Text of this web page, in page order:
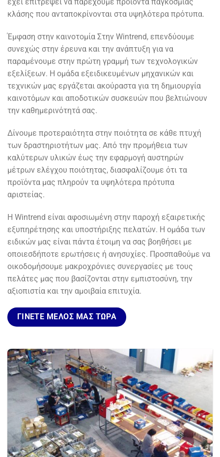
έχει επιτρέψει να παρέχουμε προϊόντα παγκόσμιας
κλάσης που ανταποκρίνονται στα υψηλότερα πρότυπα.
Έμφαση στην καινοτομία Στην Wintrend, επενδύουμε
συνεχώς στην έρευνα και την ανάπτυξη για να
παραμένουμε στην πρώτη γραμμή των τεχνολογικών
εξελίξεων. Η ομάδα εξειδικευμένων μηχανικών και
τεχνικών μας εργάζεται ακούραστα για τη δημιουργία
καινοτόμων και αποδοτικών συσκευών που βελτιώνουν
την καθημερινότητά σας.
Δίνουμε προτεραιότητα στην ποιότητα σε κάθε πτυχή
των δραστηριοτήτων μας. Από την προμήθεια των
καλύτερων υλικών έως την εφαρμογή αυστηρών
μέτρων ελέγχου ποιότητας, διασφαλίζουμε ότι τα
προϊόντα μας πληρούν τα υψηλότερα πρότυπα
αριστείας.
Η Wintrend είναι αφοσιωμένη στην παροχή εξαιρετικής
εξυπηρέτησης και υποστήριξης πελατών. Η ομάδα των
ειδικών μας είναι πάντα έτοιμη να σας βοηθήσει με
οποιεσδήποτε ερωτήσεις ή ανησυχίες. Προσπαθούμε να
οικοδομήσουμε μακροχρόνιες συνεργασίες με τους
πελάτες μας που βασίζονται στην εμπιστοσύνη, την
αξιοπιστία και την αμοιβαία επιτυχία.
ΓΊΝΕΤΕ ΜΈΛΟΣ ΜΑΣ ΤΏΡΑ